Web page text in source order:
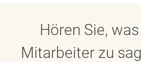
Hören Sie,
Mitarbeiter zu